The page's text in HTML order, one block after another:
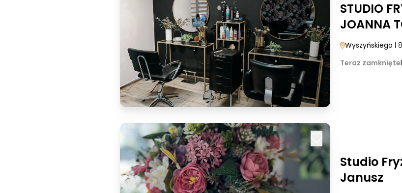
STUDIO
JOANNA
Wyszyńskiego | 8
Teraz zamknięte
Studio
Janusz